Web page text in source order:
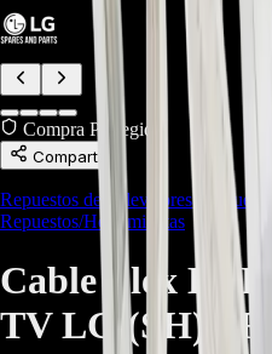
Compra Protegida
Compartir
Repuestos de Televisores,
Repuestos/Herramientas
Cable Flex
TV LG (SH) -